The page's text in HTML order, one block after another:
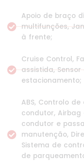
Apoio de braço
multifunções,
à frente;
Cruise Control,
assistida,
estacionamento;
ABS, Controlo
condutor,
condutor e
manutenção,
Sistema de
de